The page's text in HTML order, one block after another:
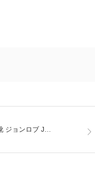
ジョンロブ J…